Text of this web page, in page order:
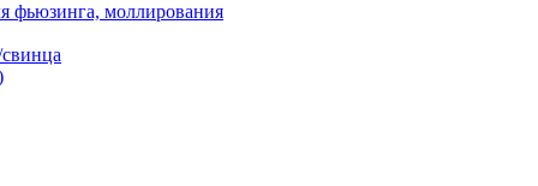
фьюзинга, моллирования